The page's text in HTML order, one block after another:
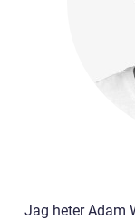
Jag heter Adam